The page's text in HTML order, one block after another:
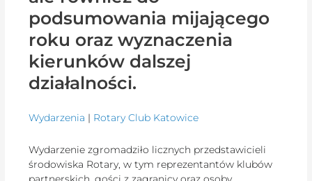
podsumowania mijającego
roku oraz wyznaczenia
kierunków dalszej
działalności.
Wydarzenia | Rotary Club Katowice
Wydarzenie zgromadziło licznych przedstawicieli
środowiska Rotary, w tym reprezentantów klubów